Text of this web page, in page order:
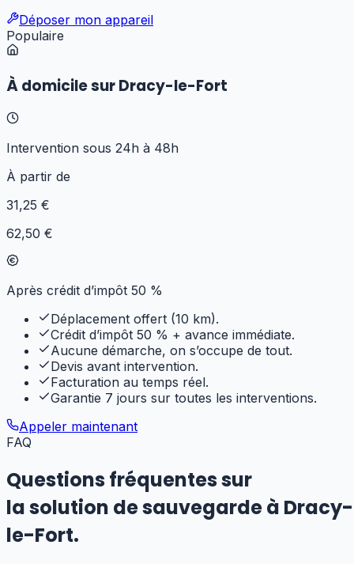
Déposer mon appareil
Populaire
À domicile sur Dracy-le-Fort
Intervention sous 24h à 48h
À partir de
31,25 €
62,50 €
Après crédit d’impôt 50 %
Déplacement offert (10 km).
Crédit d’impôt 50 % + avance immédiate.
Aucune démarche, on s’occupe de tout.
Devis avant intervention.
Facturation au temps réel.
Garantie 7 jours sur toutes les interventions.
Appeler maintenant
FAQ
Questions fréquentes sur
la solution de sauvegardeà Dracy-
le-Fort.